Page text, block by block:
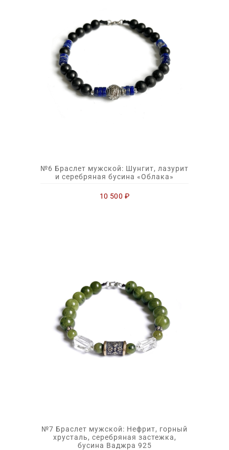
№6 Браслет мужской: Шунгит, лазурит
и серебряная бусина «Облака»
10 500 ₽
№7 Браслет мужской: Нефрит, горный
хрусталь, серебряная застежка,
бусина Ваджра 925